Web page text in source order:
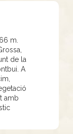
m.
de la
A
amb